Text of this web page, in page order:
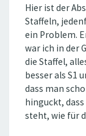
Hier ist der
Staffeln,
ein Problem.
war ich in der
die Staffel,
besser als S1
dass man
hinguckt,
steht, wie für